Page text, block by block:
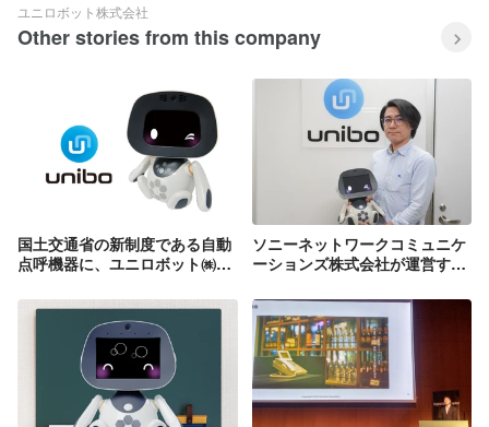
ユニロボット株式会社
Other stories from this company
国土交通省の新制度である自動
点呼機器に、ユニロボット㈱の
トの点呼＋（プラス）ロボット
版が機器認定第１号を取得しま
ソニーネットワークコミュニケ
ーションズ株式会社が運営する
弊社のインタビュー記事が掲載
されました！